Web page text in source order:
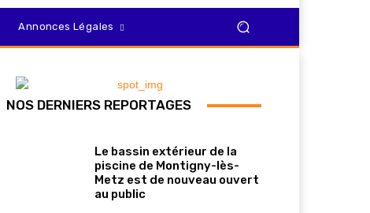
Annonces Légales
NOS DERNIERS REPORTAGES
Le bassin extérieur de la
piscine de Montigny-lès-
Metz est de nouveau ouvert
au public